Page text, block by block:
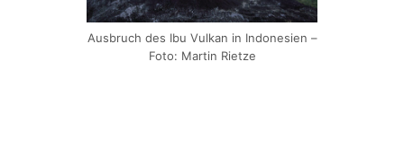
Ausbruch des Ibu Vulkan in Indonesien –
Foto: Martin Rietze